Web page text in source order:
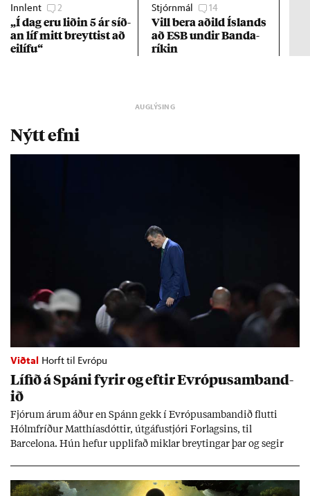
Innlent 2
„Í dag eru lið­in 5 ár síð­
an líf mitt breytt­ist að
ei­lífu“
Stjórnmál 14
Vill bera að­ild Ís­lands
að ESB und­ir Banda­
rík­in
Nýtt efni
Viðtal Horft til Evrópu
Líf­ið á Spáni fyr­ir og eft­ir Evr­ópu­sam­band­
ið
Fjór­um ár­um áð­ur en Spánn gekk í Evr­ópu­sam­band­ið flutti
Hólm­fríð­ur Matth­ías­dótt­ir, út­gáfu­stjóri For­lags­ins, til
Barcelona. Hún hef­ur upp­lif­að mikl­ar breyt­ing­ar þar og seg­ir
jafnt sem styrkj­um til menn­ing­ar­mála. Þá hafi katalónsk­an hlot­